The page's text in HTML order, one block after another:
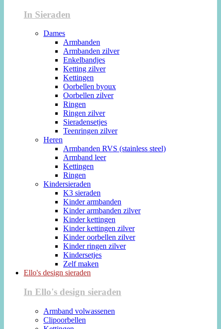
In Sieraden
Dames
Armbanden
Armbanden zilver
Enkelbandjes
Ketting zilver
Kettingen
Oorbellen byoux
Oorbellen zilver
Ringen
Ringen zilver
Sieradensetjes
Teenringen zilver
Heren
Armbanden RVS (stainless steel)
Armband leer
Kettingen
Ringen
Kindersieraden
K3 sieraden
Kinder armbanden
Kinder armbanden zilver
Kinder kettingen
Kinder kettingen zilver
Kinder oorbellen zilver
Kinder ringen zilver
Kindersetjes
Zelf maken
Ello's design sieraden
In Ello's design sieraden
Armband volwassenen
Clipoorbellen